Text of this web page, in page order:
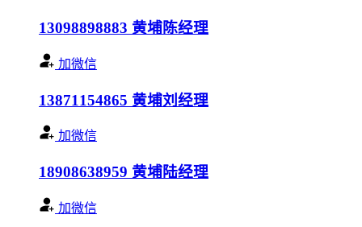
13098898883 黄埔陈经理
加微信
13871154865 黄埔刘经理
加微信
18908638959 黄埔陆经理
加微信